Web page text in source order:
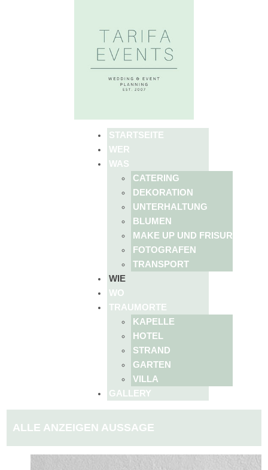
STARTSEITE
WER
WAS
CATERING
DEKORATION
UNTERHALTUNG
BLUMEN
MAKE UP UND FRISUR
FOTOGRAFEN
TRANSPORT
WIE
WO
TRAUMORTE
KAPELLE
HOTEL
STRAND
GARTEN
VILLA
GALLERY
ALLE ANZEIGEN AUSSAGE